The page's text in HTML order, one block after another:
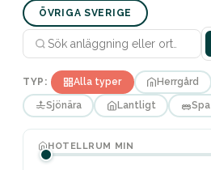
ÖVRIGA SVERIGE
TYP: Alla typer Herrgård
Sjönära Lantligt Spa
HOTELLRUM MIN